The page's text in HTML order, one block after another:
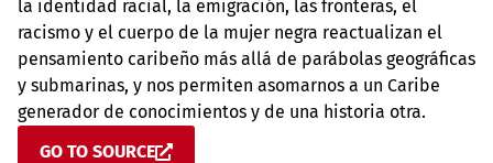
la identidad racial, la emigración, las fronteras, el
racismo y el cuerpo de la mujer negra reactualizan el
pensamiento caribeño más allá de parábolas geográficas
y submarinas, y nos permiten asomarnos a un Caribe
generador de conocimientos y de una historia otra.
GO TO SOURCE